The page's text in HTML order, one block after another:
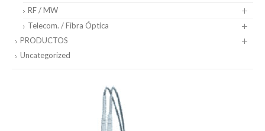
RF / MW
Telecom. / Fibra Óptica
PRODUCTOS
Uncategorized